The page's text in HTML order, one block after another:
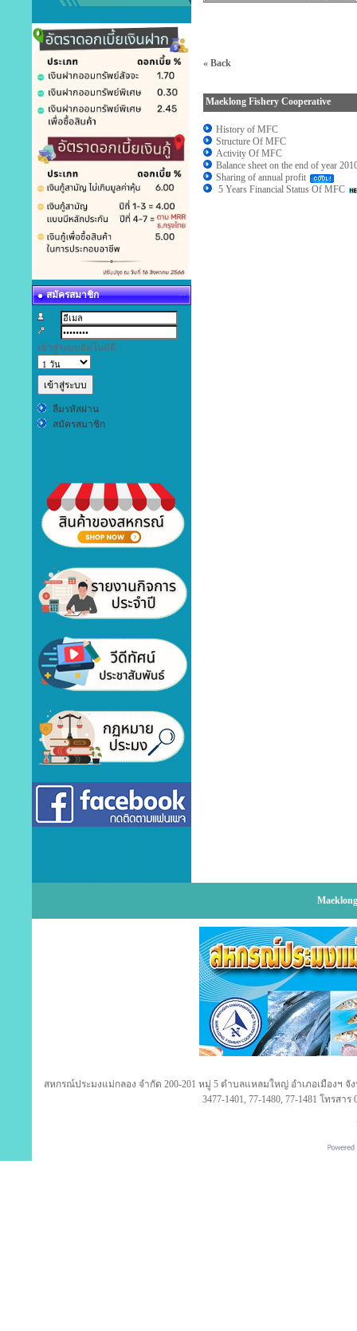
สมัครสมาชิก
:
:
เข้าสู่ระบบอัตโนมัติ :
ลืมรหัสผ่าน
สมัครสมาชิก
« Back
Maeklong Fishery Cooperative
History of MFC
Structure Of MFC
Activity Of MFC
Balance sheet on the end of year
Sharing of annual profit
5 Years Financial Status Of MFC
สหกรณ์ประมงแม่กลอง จำกัด 200-201 หมู่ 5 ตำบลแหลมใหญ่ อำเภอเมืองฯ จั
3477-1401, 77-1480, 77-1481 โทรสาร